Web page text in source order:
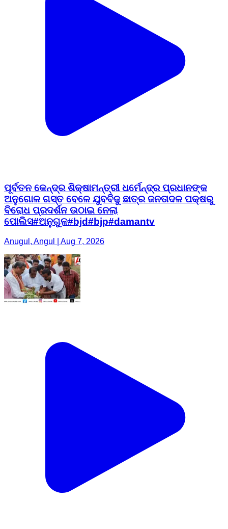
ପୂର୍ବତନ କେନ୍ଦ୍ର ଶିକ୍ଷାମନ୍ତ୍ରୀ ଧର୍ମେନ୍ଦ୍ର ପ୍ରଧାନଙ୍କ
ଅନୁଗୋଳ ଗସ୍ତ ବେଳେ ଯୁବବିଜୁ ଛାତ୍ର ଜନତାଦଳ ପକ୍ଷରୁ
ବିରୋଧ ପ୍ରଦର୍ଶନ ଉଠାଇ ନେଲା
ପୋଲିସ#ଅନୁଗୁଳ#bjd#bjp#damantv
Anugul, Angul | Aug 7, 2026